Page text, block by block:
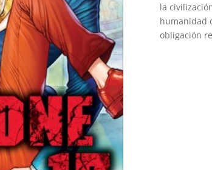
la
humanidad
obligación